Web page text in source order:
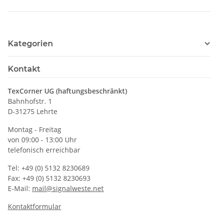
Kategorien
Kontakt
TexCorner UG (haftungsbeschränkt)
Bahnhofstr. 1
D-31275 Lehrte
Montag - Freitag
von 09:00 - 13:00 Uhr
telefonisch erreichbar
Tel: +49 (0) 5132 8230689
Fax: +49 (0) 5132 8230693
E-Mail: mail@signalweste.net
Kontaktformular